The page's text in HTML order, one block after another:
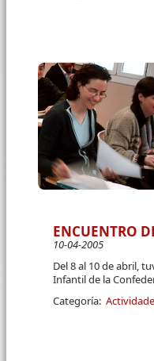
ENCUENTRO
10-04-2005
Del 8 al 10 de abril,
Infantil de la
Categoría: